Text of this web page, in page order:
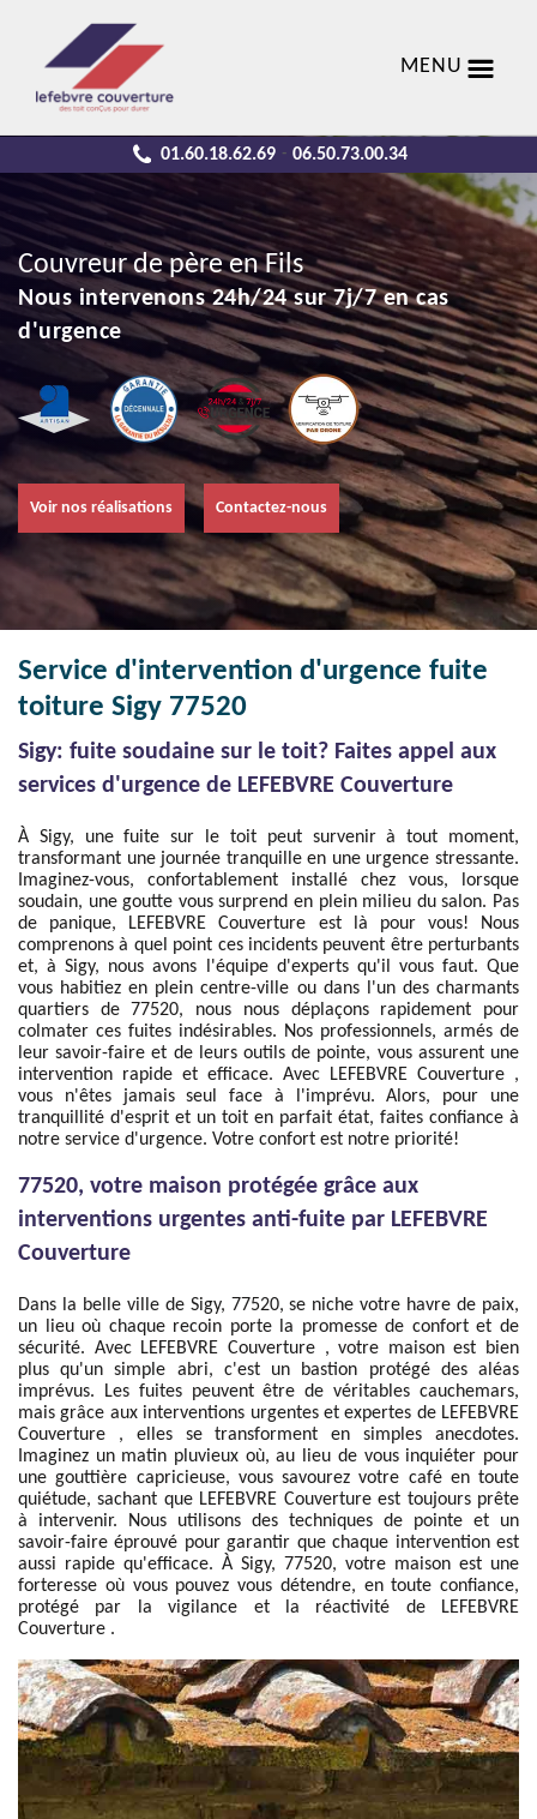
MENU
01.60.18.62.69 - 06.50.73.00.34
Couvreur de père en Fils
Nous intervenons 24h/24 sur 7j/7 en cas
d'urgence
Voir nos réalisations Contactez-nous
Service d'intervention d'urgence fuite
toiture Sigy 77520
Sigy: fuite soudaine sur le toit? Faites appel aux
services d'urgence de LEFEBVRE Couverture
À Sigy, une fuite sur le toit peut survenir à tout moment,
transformant une journée tranquille en une urgence stressante.
Imaginez-vous, confortablement installé chez vous, lorsque
soudain, une goutte vous surprend en plein milieu du salon. Pas
de panique, LEFEBVRE Couverture est là pour vous! Nous
comprenons à quel point ces incidents peuvent être perturbants
et, à Sigy, nous avons l'équipe d'experts qu'il vous faut. Que
vous habitiez en plein centre-ville ou dans l'un des charmants
quartiers de 77520, nous nous déplaçons rapidement pour
colmater ces fuites indésirables. Nos professionnels, armés de
leur savoir-faire et de leurs outils de pointe, vous assurent une
intervention rapide et efficace. Avec LEFEBVRE Couverture ,
vous n'êtes jamais seul face à l'imprévu. Alors, pour une
tranquillité d'esprit et un toit en parfait état, faites confiance à
notre service d'urgence. Votre confort est notre priorité!
77520, votre maison protégée grâce aux
interventions urgentes anti-fuite par LEFEBVRE
Couverture
Dans la belle ville de Sigy, 77520, se niche votre havre de paix,
un lieu où chaque recoin porte la promesse de confort et de
sécurité. Avec LEFEBVRE Couverture , votre maison est bien
plus qu'un simple abri, c'est un bastion protégé des aléas
imprévus. Les fuites peuvent être de véritables cauchemars,
mais grâce aux interventions urgentes et expertes de LEFEBVRE
Couverture , elles se transforment en simples anecdotes.
Imaginez un matin pluvieux où, au lieu de vous inquiéter pour
une gouttière capricieuse, vous savourez votre café en toute
quiétude, sachant que LEFEBVRE Couverture est toujours prête
à intervenir. Nous utilisons des techniques de pointe et un
savoir-faire éprouvé pour garantir que chaque intervention est
aussi rapide qu'efficace. À Sigy, 77520, votre maison est une
forteresse où vous pouvez vous détendre, en toute confiance,
protégé par la vigilance et la réactivité de LEFEBVRE
Couverture .